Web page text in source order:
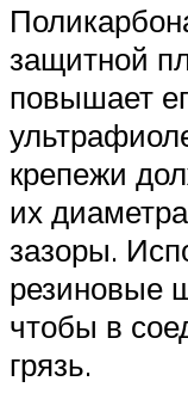
защитной
повышает
крепежи
их
зазоры.
резиновые
чтобы в
грязь.